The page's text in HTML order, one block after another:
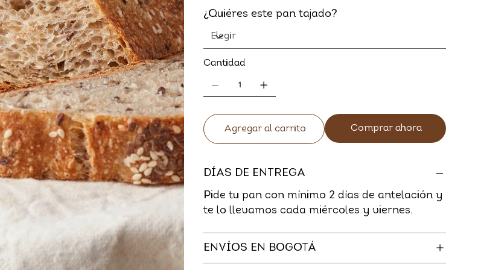
¿Quiéres este pan tajado?
Cantidad
Agregar al carrito Comprar ahora
DÍAS DE ENTREGA
Pide tu pan con mínimo 2 dí­as de antelación y
te lo llevamos cada miércoles y viernes.
ENVÍOS EN BOGOTÁ